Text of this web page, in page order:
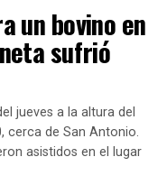
contra
el lugar y
chasis
un bovino en
sufrió
jueves a la altura del
cerca de San Antonio.
asistidos en el lugar